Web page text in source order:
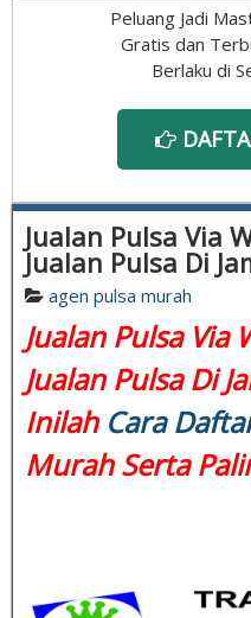
Peluang Jadi
Gratis dan
Berlaku di
Jualan Pulsa Via
Jualan Pulsa Di
agen pulsa murah
Jualan Pulsa Via
Jualan Pulsa Di
Inilah Cara
Murah Serta